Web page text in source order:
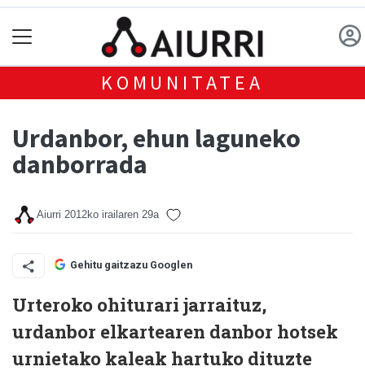
KOMUNITATEA
Urdanbor, ehun laguneko
danborrada
Aiurri 2012ko irailaren 29a
Gehitu gaitzazu Googlen
Urteroko ohiturari jarraituz,
urdanbor elkartearen danbor hotsek
urnietako kaleak hartuko dituzte